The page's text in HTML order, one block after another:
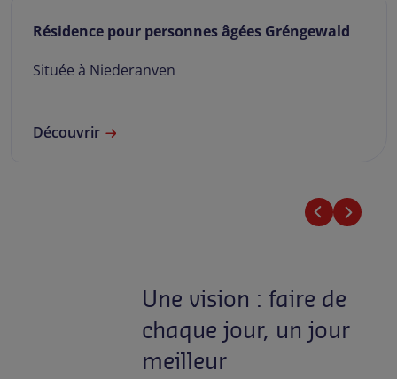
Résidence pour personnes âgées Gréngewald
Située à Niederanven
Découvrir
Une vision : faire de
chaque jour, un jour
meilleur